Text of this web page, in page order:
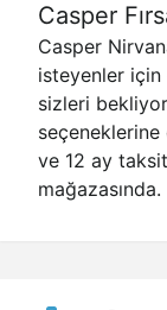
Casper
Casper
isteyenler için
sizleri
seçeneklerine
ve 12 ay
mağazasında.